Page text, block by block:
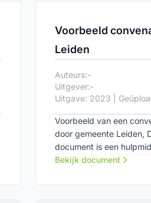
Voorbeeld
Leiden
Auteurs:-
Uitgever:-
Uitgave: 2023 |
Voorbeeld van een
door gemeente Leiden,
document is een
integrale
Bekijk document